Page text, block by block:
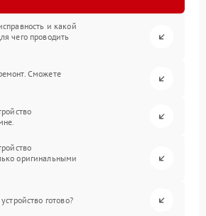
и какой
чего проводить
Сможете
оригинальными
готово?